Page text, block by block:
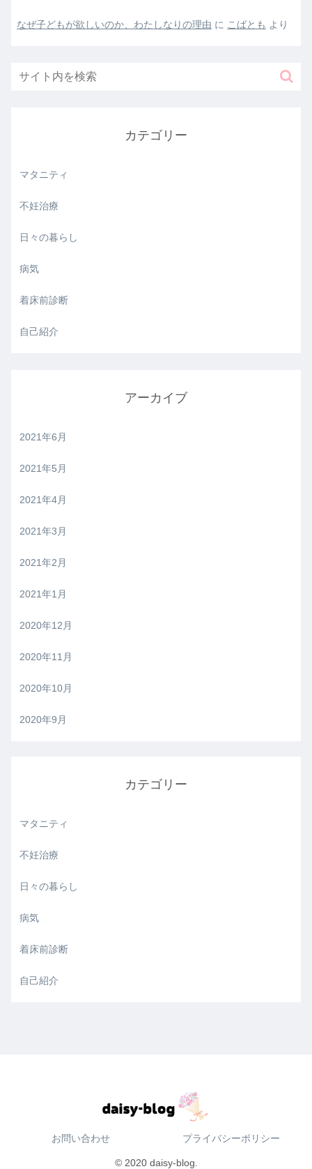
なぜ子どもが欲しいのか、わたしなりの理由 に こばとも より
カテゴリー
マタニティ
不妊治療
日々の暮らし
病気
着床前診断
自己紹介
アーカイブ
2021年6月
2021年5月
2021年4月
2021年3月
2021年2月
2021年1月
2020年12月
2020年11月
2020年10月
2020年9月
カテゴリー
マタニティ
不妊治療
日々の暮らし
病気
着床前診断
自己紹介
お問い合わせ プライバシーポリシー
© 2020 daisy-blog.